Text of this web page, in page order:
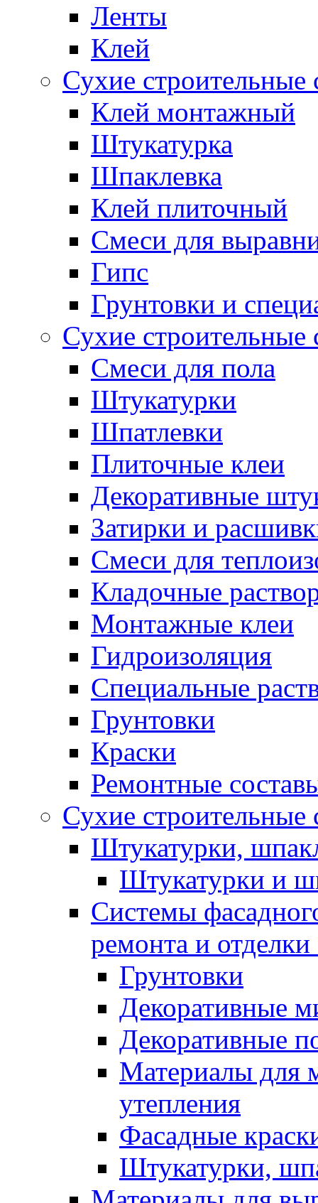
Ленты
Клей
Сухие
Клей монтажный
Штукатурка
Шпаклевка
Клей плиточный
Смеси для
Гипс
Грунтовки и
Сухие
Смеси для пола
Штукатурки
Шпатлевки
Плиточные клеи
Декоративные
Затирки и
Смеси для
Кладочные
Монтажные клеи
Гидроизоляция
Специальные
Грунтовки
Краски
Ремонтные
Сухие
Штукатурки,
Штукатурки и
Системы
ремонта и отделки
Грунтовки
Декоративные
Декоративные
Материалы для
утепления
Фасадные
Штукатурки,